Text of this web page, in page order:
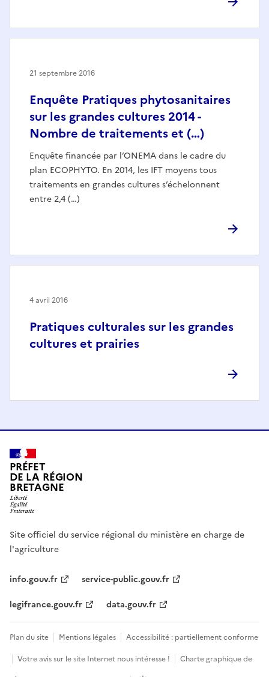
Enquête Pratiques phytosanitaires
sur les grandes cultures 2014 -
Nombre de traitements et (…)
Enquête financée par l’ONEMA dans le cadre du
plan ECOPHYTO. En 2014, les IFT moyens tous
traitements en grandes cultures s’échelonnent
entre 2,4 (…)
21 septembre 2016
Pratiques culturales sur les grandes
cultures et prairies
4 avril 2016
PRÉFET
DE LA RÉGION
BRETAGNE
Site officiel du service régional du ministère en charge de
l'agriculture
info.gouv.fr
service-public.gouv.fr
legifrance.gouv.fr
data.gouv.fr
Plan du site Mentions légales
Accessibilité : partiellement conforme
Votre avis sur le site Internet nous intéresse !
Charte graphique de